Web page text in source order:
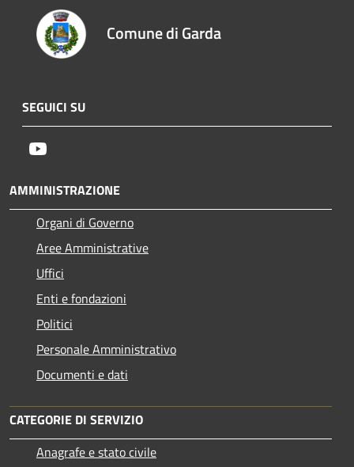
Comune di Garda
SEGUICI SU
AMMINISTRAZIONE
Organi di Governo
Aree Amministrative
Uffici
Enti e fondazioni
Politici
Personale Amministrativo
Documenti e dati
CATEGORIE DI SERVIZIO
Anagrafe e stato civile